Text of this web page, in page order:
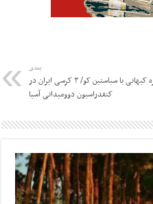
بعدی
مذاکره کیهانی با سباستین کو/ ۳ کرسی ایران در
کنفدراسیون دوومیدانی آسیا